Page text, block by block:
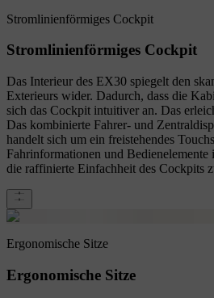
Stromlinienförmiges Cockpit
Stromlinienförmiges Cockpit
Das Interieur des EX30 spiegelt den
Exterieurs wider. Dadurch, dass die
sich das Cockpit intuitiver an. Das
Das kombinierte Fahrer- und
handelt sich um ein freistehendes
Fahrinformationen und
die raffinierte Einfachheit des Cockpits
Ergonomische Sitze
Ergonomische Sitze